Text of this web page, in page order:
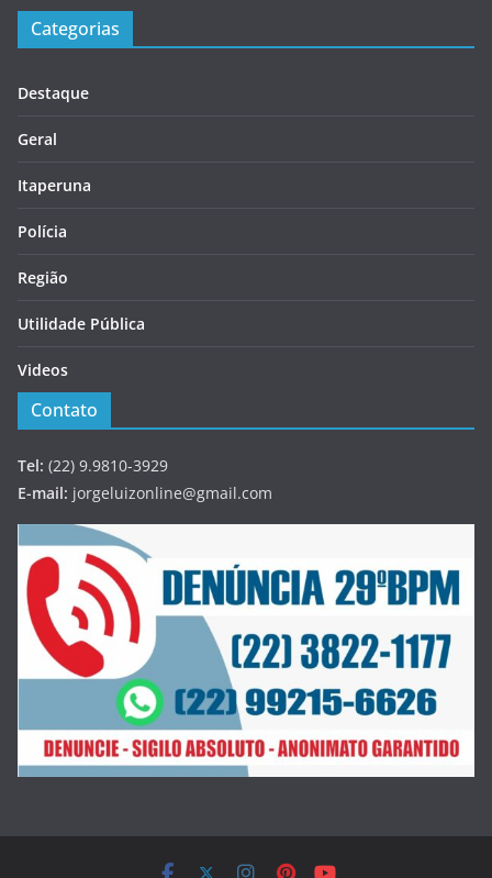
Categorias
Destaque
Geral
Itaperuna
Polícia
Região
Utilidade Pública
Videos
Contato
Tel: (22) 9.9810-3929
E-mail: jorgeluizonline@gmail.com